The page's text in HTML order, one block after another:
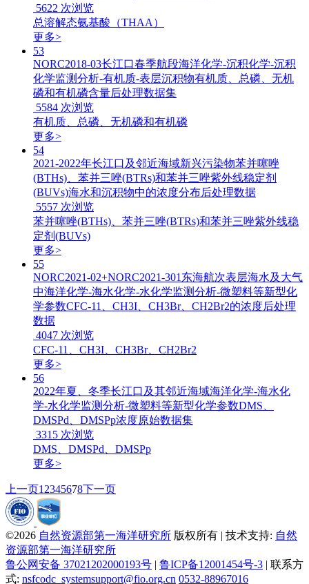
5622 次浏览
总溶解态氨基酸（THAA）
更多>
53
NORC2018-03长江口春季航段海洋化学-沉积化学-沉积
化学监测分析-有机质-表层沉积物有机质、总磷、无机
磷和有机磷含量后处理数据集
5584 次浏览
有机质、总磷、无机磷和有机磷
更多>
54
2021-2022年长江口及邻近海域新兴污染物苯并噻唑
(BTHs)、苯并三唑(BTRs)和苯并三唑紫外线稳定剂
(BUVs)海水和沉积物中的浓度分布后处理数据
5557 次浏览
苯并噻唑(BTHs)、苯并三唑(BTRs)和苯并三唑紫外线稳
定剂(BUVs)
更多>
55
NORC2021-02+NORC2021-301东海航次表层海水及大气
中海洋化学-海水化学-水化学监测分析-微塑料等新型化
学参数CFC-11、CH3I、CH3Br、CH2Br2的浓度后处理
数据
4047 次浏览
CFC-11、CH3I、CH3Br、CH2Br2
更多>
56
2022年夏、冬季长江口及其邻近海域海洋化学-海水化
学-水化学监测分析-微塑料等新型化学参数DMS、
DMSPd、DMSPp浓度原始数据集
3315 次浏览
DMS、DMSPd、DMSPp
更多>
上一页1 2345678下一页
©2026 自然资源部第一海洋研究所 版权所有 | 技术支持: 自然
资源部第一海洋研究所
鲁公网安备 37021202000193号 | 鲁ICP备12001454号-3 | 联系方
式: nsfcodc_systemsupport@fio.org.cn 0532-88967016